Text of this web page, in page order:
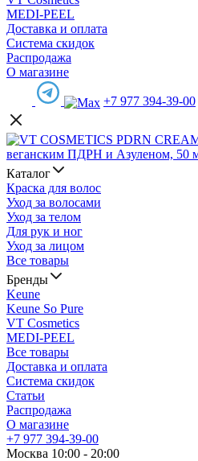
MEDI-PEEL
Доставка и оплата
Система скидок
Распродажа
О магазине
+7 977 394-39-00
Каталог
Краска для волос
Уход за волосами
Уход за телом
Для рук и ног
Уход за лицом
Все товары
Бренды
Keune
Keune So Pure
VT Cosmetics
MEDI-PEEL
Все товары
Доставка и оплата
Система скидок
Статьи
Распродажа
О магазине
+7 977 394-39-00
Москва 10:00 - 20:00